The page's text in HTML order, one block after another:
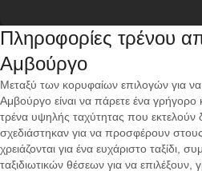
Πληροφορίες τρένου
Αμβούργο
Μεταξύ των κορυφαίων επιλογών για
Αμβούργο είναι να πάρετε ένα
τρένα υψηλής ταχύτητας που
σχεδιάστηκαν για να προσφέρουν
χρειάζονται για ένα ευχάριστο ταξίδι,
ταξιδιωτικών θέσεων για να επιλέξουν,